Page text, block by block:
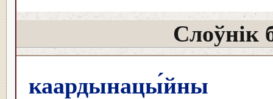
Слоўнік
каардынацы́йны